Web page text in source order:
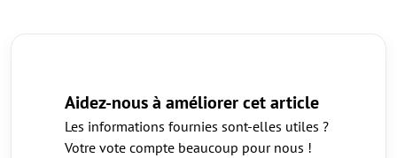
Aidez-nous à améliorer cet article
Les informations fournies sont-elles utiles ?
Votre vote compte beaucoup pour nous !